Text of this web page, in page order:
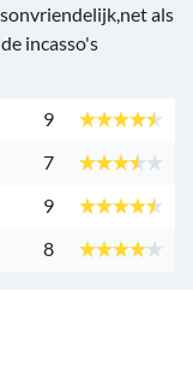
als
incasso's
9
7
9
8